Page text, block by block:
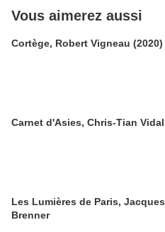
Vous aimerez aussi
Cortège, Robert Vigneau (2020)
Carnet d'Asies, Chris-Tian Vidal
Les Lumières de Paris, Jacques
Brenner